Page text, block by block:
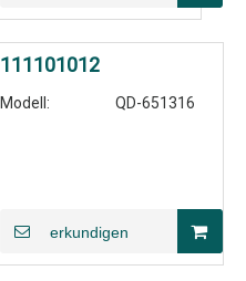
111101012
Modell: QD-651316
erkundigen